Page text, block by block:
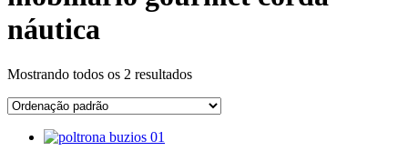
náutica
Mostrando todos os 2 resultados